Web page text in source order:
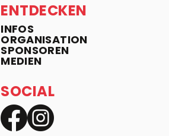
ENTDECKEN
INFOS
ORGANISATION
SPONSOREN
MEDIEN
SOCIAL